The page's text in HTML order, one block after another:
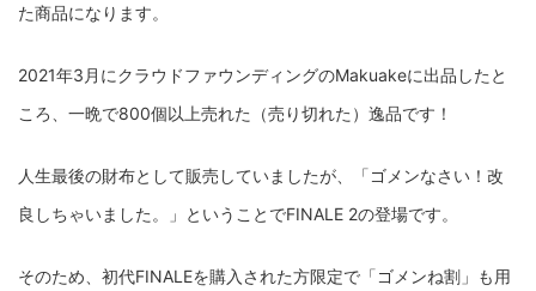
た商品になります。
2021年3月にクラウドファウンディングのMakuakeに出品したと
ころ、一晩で800個以上売れた（売り切れた）逸品です！
人生最後の財布として販売していましたが、「ゴメンなさい！改
良しちゃいました。」ということでFINALE 2の登場です。
そのため、初代FINALEを購入された方限定で「ゴメンね割」も用